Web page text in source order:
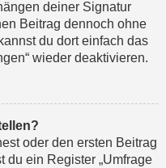
deiner Signatur
Beitrag dennoch ohne
du dort einfach das
wieder deaktivieren.
oder den ersten Beitrag
du ein Register „Umfrage